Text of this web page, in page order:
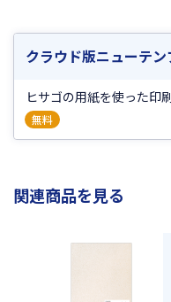
クラウド版ニューテン
ヒサゴの用紙を使った印
無料
関連商品を見る